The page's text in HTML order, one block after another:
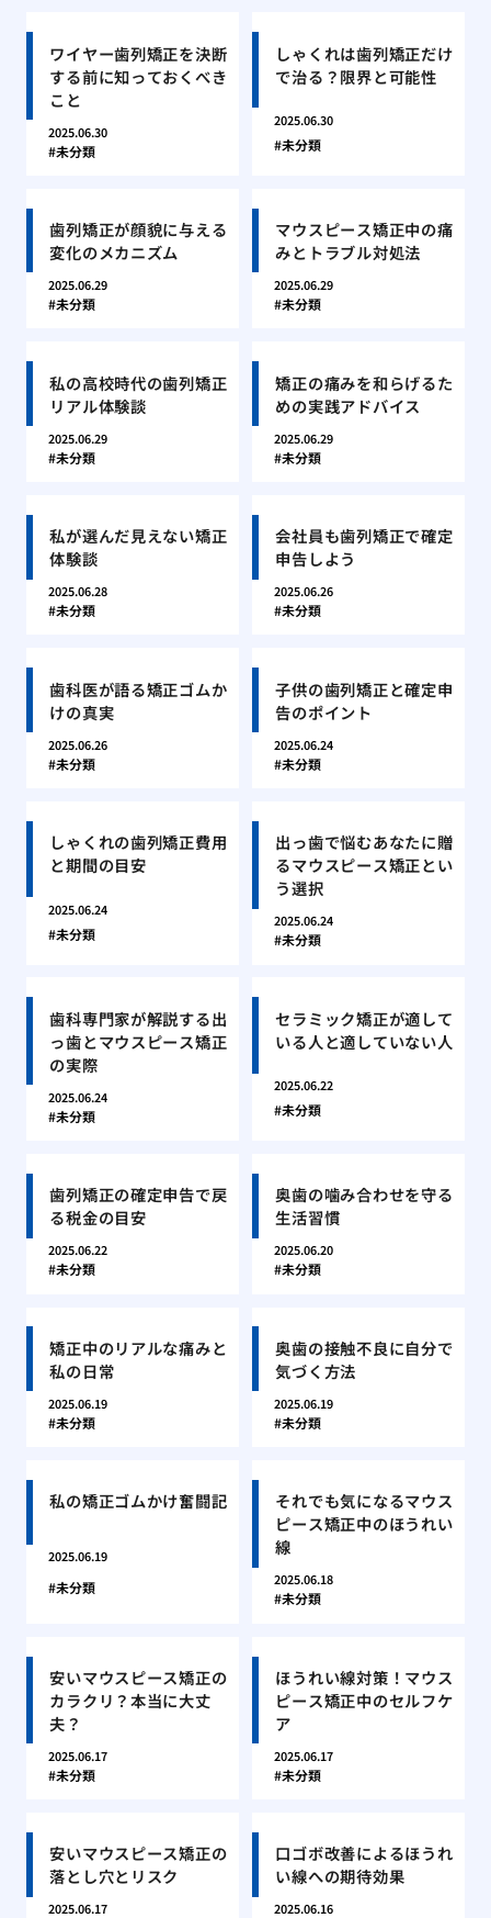
ワイヤー歯列矯正を決断
する前に知っておくべき
こと
2025.06.30
未分類
しゃくれは歯列矯正だけ
で治る？限界と可能性
2025.06.30
未分類
歯列矯正が顔貌に与える
変化のメカニズム
2025.06.29
未分類
マウスピース矯正中の痛
みとトラブル対処法
2025.06.29
未分類
私の高校時代の歯列矯正
リアル体験談
2025.06.29
未分類
矯正の痛みを和らげるた
めの実践アドバイス
2025.06.29
未分類
私が選んだ見えない矯正
体験談
2025.06.28
未分類
会社員も歯列矯正で確定
申告しよう
2025.06.26
未分類
歯科医が語る矯正ゴムか
けの真実
2025.06.26
未分類
子供の歯列矯正と確定申
告のポイント
2025.06.24
未分類
しゃくれの歯列矯正費用
と期間の目安
2025.06.24
未分類
出っ歯で悩むあなたに贈
るマウスピース矯正とい
う選択
2025.06.24
未分類
歯科専門家が解説する出
っ歯とマウスピース矯正
の実際
2025.06.24
未分類
セラミック矯正が適して
いる人と適していない人
2025.06.22
未分類
歯列矯正の確定申告で戻
る税金の目安
2025.06.22
未分類
奥歯の噛み合わせを守る
生活習慣
2025.06.20
未分類
矯正中のリアルな痛みと
私の日常
2025.06.19
未分類
奥歯の接触不良に自分で
気づく方法
2025.06.19
未分類
私の矯正ゴムかけ奮闘記
2025.06.19
未分類
それでも気になるマウス
ピース矯正中のほうれい
線
2025.06.18
未分類
安いマウスピース矯正の
カラクリ？本当に大丈
夫？
2025.06.17
未分類
ほうれい線対策！マウス
ピース矯正中のセルフケ
ア
2025.06.17
未分類
安いマウスピース矯正の
落とし穴とリスク
2025.06.17
口ゴボ改善によるほうれ
い線への期待効果
2025.06.16